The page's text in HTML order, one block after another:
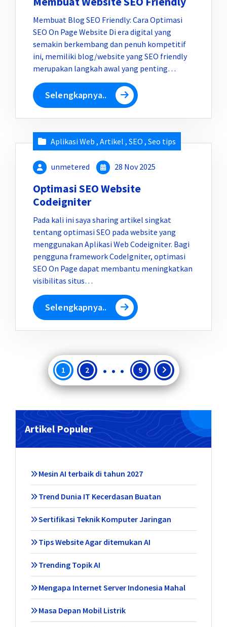
Membuat Blog SEO Friendly: Cara Optimasi
SEO On Page Website Di era digital yang
semakin berkembang dan penuh kompetitif
ini, memiliki blog/website yang SEO friendly
merupakan langkah awal yang penting…
Selengkapnya..
Aplikasi Web , Artikel , SEO , Seo tips
unmetered 28 Nov 2025
Optimasi SEO Website
Codeigniter
Pada kali ini saya sharing artikel singkat
tentang optimasi SEO pada website yang
menggunakan Aplikasi Web Codeigniter. Bagi
pengguna framework CodeIgniter, optimasi
SEO On Page dapat membantu meningkatkan
visibilitas situs…
Selengkapnya..
Paginasi
pos
1 2 … 9
Artikel Populer
Mesin AI terbaik di tahun 2027
Trend Dunia IT Kecerdasan Buatan
Sertifikasi Teknik Komputer Jaringan
Tips Website Agar ditemukan AI
Trending Topik AI
Mengapa Internet Server Indonesia Mahal
Masa Depan Mobil Listrik